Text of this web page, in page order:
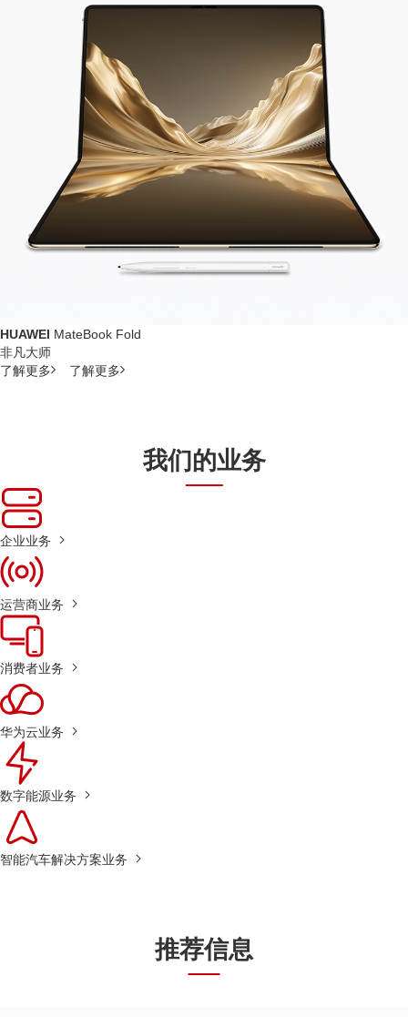
HUAWEI MateBook Fold
非凡大师
了解更多
了解更多
我们的业务
企业业务
运营商业务
消费者业务
华为云业务
数字能源业务
智能汽车解决方案业务
推荐信息